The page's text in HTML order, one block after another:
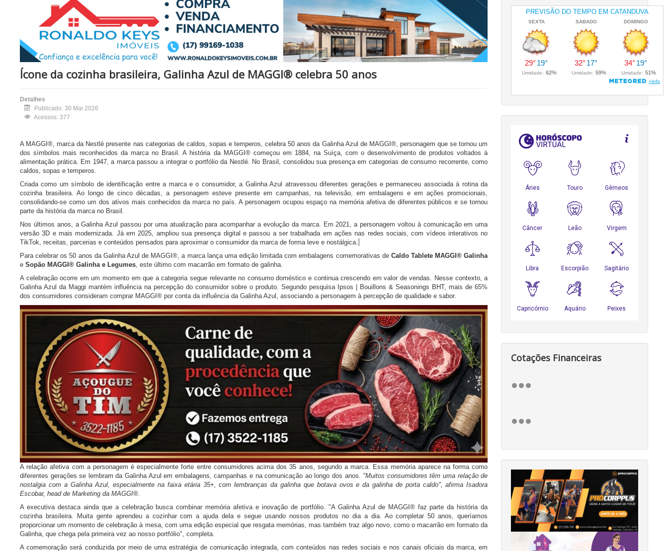
Ícone da cozinha brasileira, Galinha Azul de MAGGI® celebra 50 anos
Detalhes
Publicado: 30 Mai 2026
Acessos: 377
A MAGGI®, marca da Nestlé presente nas categorias de caldos, sopas e temperos, celebra 50 anos da Galinha Azul de MAGGI®, personagem que se tornou um
dos símbolos mais reconhecidos da marca no Brasil. A história da MAGGI® começou em 1884, na Suíça, com o desenvolvimento de produtos voltados à
alimentação prática. Em 1947, a marca passou a integrar o portfólio da Nestlé. No Brasil, consolidou sua presença em categorias de consumo recorrente, como
caldos, sopas e temperos.
Criada como um símbolo de identificação entre a marca e o consumidor, a Galinha Azul atravessou diferentes gerações e permaneceu associada à rotina da
cozinha brasileira. Ao longo de cinco décadas, a personagem esteve presente em campanhas, na televisão, em embalagens e em ações promocionais,
consolidando-se como um dos ativos mais conhecidos da marca no país. A personagem ocupou espaço na memória afetiva de diferentes públicos e se tornou
parte da história da marca no Brasil.
Nos últimos anos, a Galinha Azul passou por uma atualização para acompanhar a evolução da marca. Em 2021, a personagem voltou à comunicação em uma
versão 3D e mais modernizada. Já em 2025, ampliou sua presença digital e passou a ser trabalhada em ações nas redes sociais, com vídeos interativos no
TikTok, receitas, parcerias e conteúdos pensados para aproximar o consumidor da marca de forma leve e nostálgica.
Para celebrar os 50 anos da Galinha Azul de MAGGI®, a marca lança uma edição limitada com embalagens comemorativas de Caldo Tablete MAGGI® Galinha
e Sopão MAGGI® Galinha e Legumes, este último com macarrão em formato de galinha.
A celebração ocorre em um momento em que a categoria segue relevante no consumo doméstico e continua crescendo em valor de vendas. Nesse contexto, a
Galinha Azul da Maggi mantém influência na percepção do consumidor sobre o produto. Segundo pesquisa Ipsos | Bouillons & Seasonings BHT, mais de 65%
dos consumidores consideram comprar MAGGI® por conta da influência da Galinha Azul, associando a personagem à percepção de qualidade e sabor.
A relação afetiva com a personagem é especialmente forte entre consumidores acima dos 35 anos, segundo a marca. Essa memória aparece na forma como
diferentes gerações se lembram da Galinha Azul em embalagens, campanhas e na comunicação ao longo dos anos. "Muitos consumidores têm uma relação de
nostalgia com a Galinha Azul, especialmente na faixa etária 35+, com lembranças da galinha que botava ovos e da galinha de porta caldo", afirma Isadora
Escobar, head de Marketing da MAGGI®.
A executiva destaca ainda que a celebração busca combinar memória afetiva e inovação de portfólio. "A Galinha Azul de MAGGI® faz parte da história da
cozinha brasileira. Muita gente aprendeu a cozinhar com a ajuda dela e segue usando nossos produtos no dia a dia. Ao completar 50 anos, queríamos
proporcionar um momento de celebração à mesa, com uma edição especial que resgata memórias, mas também traz algo novo, como o macarrão em formato da
Galinha, que chega pela primeira vez ao nosso portfólio", completa.
A comemoração será conduzida por meio de uma estratégia de comunicação integrada, com conteúdos nas redes sociais e nos canais oficiais da marca, em
Cotações Financeiras